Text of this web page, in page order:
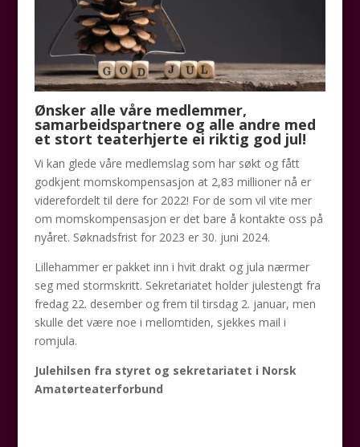
Ønsker alle våre medlemmer,
samarbeidspartnere og alle andre med
et stort teaterhjerte ei riktig god jul!
Vi kan glede våre medlemslag som har søkt og fått
godkjent momskompensasjon at 2,83 millioner nå er
viderefordelt til dere for 2022! For de som vil vite mer
om momskompensasjon er det bare å kontakte oss på
nyåret. Søknadsfrist for 2023 er 30. juni 2024.
Lillehammer er pakket inn i hvit drakt og jula nærmer
seg med stormskritt. Sekretariatet holder julestengt fra
fredag 22. desember og frem til tirsdag 2. januar, men
skulle det være noe i mellomtiden, sjekkes mail i
romjula.
Julehilsen fra styret og sekretariatet i Norsk
Amatørteaterforbund